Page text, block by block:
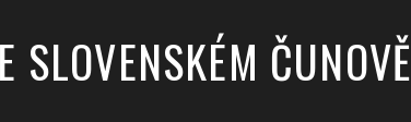
ČUNOVĚ